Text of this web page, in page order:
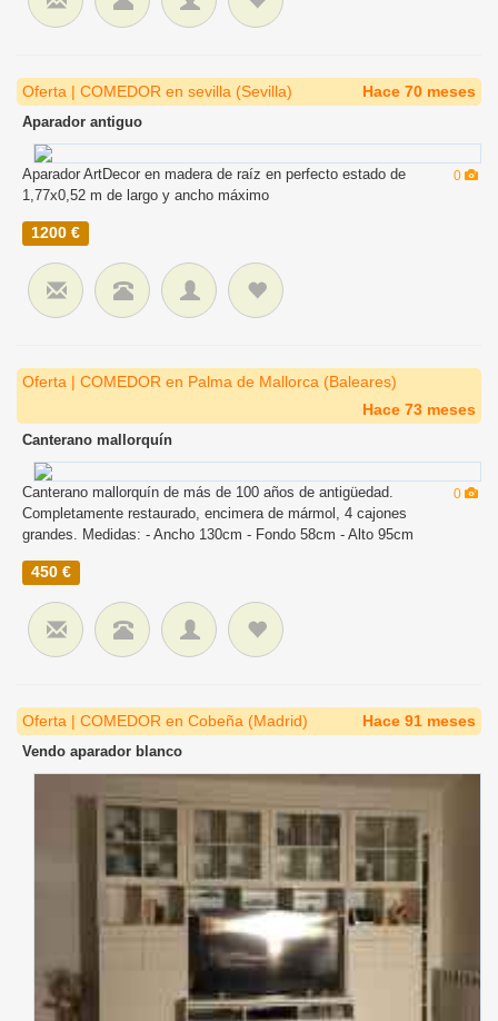
Oferta | COMEDOR en sevilla (Sevilla) Hace 70 meses
Aparador antiguo
0
Aparador ArtDecor en madera de raíz en perfecto estado de
1,77x0,52 m de largo y ancho máximo
1200 €
Oferta | COMEDOR en Palma de Mallorca (Baleares)
Hace 73 meses
Canterano mallorquín
0
Canterano mallorquín de más de 100 años de antigüedad.
Completamente restaurado, encimera de mármol, 4 cajones
grandes. Medidas: - Ancho 130cm - Fondo 58cm - Alto 95cm
450 €
Oferta | COMEDOR en Cobeña (Madrid) Hace 91 meses
Vendo aparador blanco